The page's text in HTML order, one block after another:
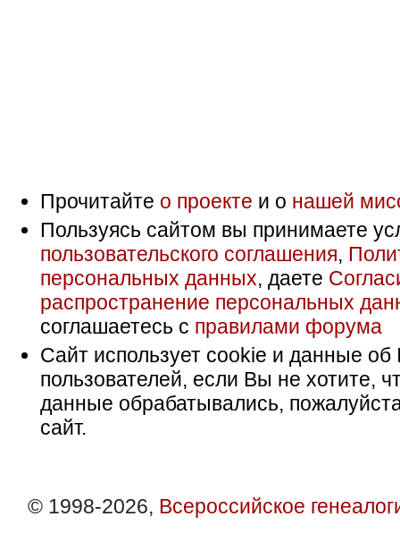
Прочитайте о проекте и о нашей
Пользуясь сайтом вы принимаете
пользовательского соглашения,
персональных данных, даете
распространение персональных
соглашаетесь с правилами форума
Сайт использует cookie и данные об
пользователей, если Вы не хотите,
данные обрабатывались,
сайт.
© 1998-2026, Всероссийское